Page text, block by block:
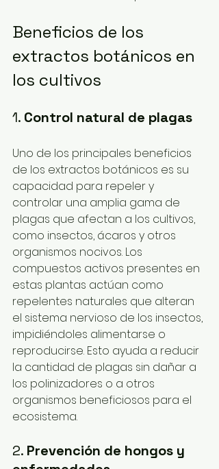
Beneficios de los
extractos botánicos en
los cultivos
1. Control natural de plagas
Uno de los principales beneficios
de los extractos botánicos es su
capacidad para repeler y
controlar una amplia gama de
plagas que afectan a los cultivos,
como insectos, ácaros y otros
organismos nocivos. Los
compuestos activos presentes en
estas plantas actúan como
repelentes naturales que alteran
el sistema nervioso de los insectos,
impidiéndoles alimentarse o
reproducirse. Esto ayuda a reducir
la cantidad de plagas sin dañar a
los polinizadores o a otros
organismos beneficiosos para el
ecosistema.
2. Prevención de hongos y